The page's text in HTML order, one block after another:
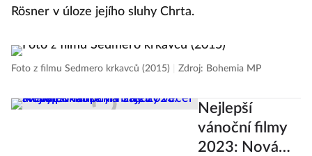
Rösner v úloze jejího sluhy Chrta.
Foto z filmu Sedmero krkavců (2015) Zdroj: Bohemia MP
Nejlepší
vánoční filmy
2023: Nová